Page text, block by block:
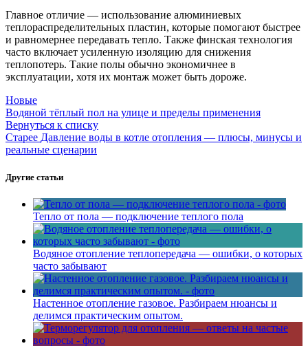
Главное отличие — использование алюминиевых
теплораспределительных пластин, которые помогают быстрее
и равномернее передавать тепло. Также финская технология
часто включает усиленную изоляцию для снижения
теплопотерь. Такие полы обычно экономичнее в
эксплуатации, хотя их монтаж может быть дороже.
Новые
Водяной тёплый пол на улице и пределы применения
Вернуться к списку
Старее Давление воды в котле отопления — плюсы, минусы и
реальные сценарии
Другие статьи
Тепло от пола — подключение теплого пола
Водяное отопление теплопередача — ошибки, о которых
часто забывают
Настенное отопление газовое. Разбираем нюансы и
делимся практическим опытом.